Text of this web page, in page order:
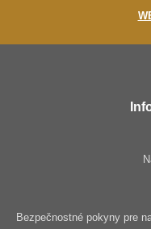
Bezpečnostné pokyny pre